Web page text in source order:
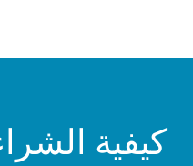
كيفية